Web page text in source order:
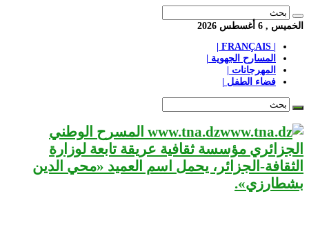
الخميس , 6 أغسطس 2026
المسارح الجهوية |
المهرجانات |
فضاء الطفل |
www.tna.dz المسرح الوطني
الجزائري مؤسسة ثقافية عريقة تابعة لوزارة
الثقافة-الجزائر، يحمل اسم العميد «محي الدين
بشطارزي».